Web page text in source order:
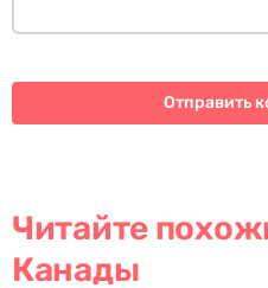
Читайте
Канады